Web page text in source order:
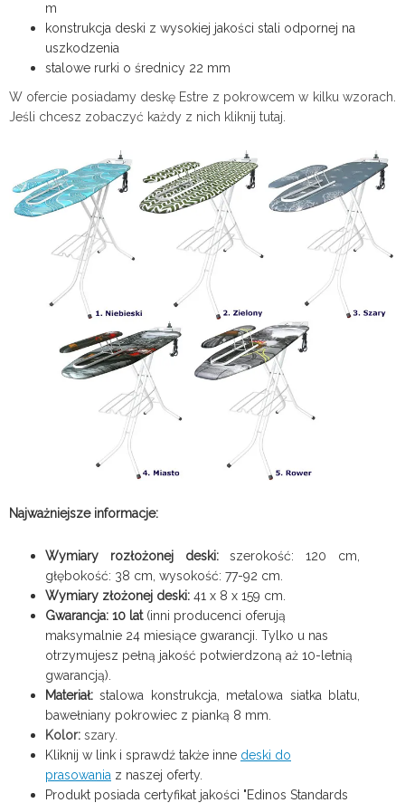
m
konstrukcja deski z wysokiej jakości stali odpornej na
uszkodzenia
stalowe rurki o średnicy 22 mm
W ofercie posiadamy deskę Estre z pokrowcem w kilku wzorach.
Jeśli chcesz zobaczyć każdy z nich kliknij tutaj.
Najważniejsze informacje:
Wymiary rozłożonej deski:szerokość: 120 cm,
głębokość: 38 cm, wysokość: 77-92 cm.
Wymiary złożonej deski: 41 x 8 x 159 cm.
Gwarancja: 10 lat (inni producenci oferują
maksymalnie 24 miesiące gwarancji. Tylko u nas
otrzymujesz pełną jakość potwierdzoną aż 10-letnią
gwarancją).
Materiał:stalowa konstrukcja, metalowa siatka blatu,
bawełniany pokrowiec z pianką 8 mm.
Kolor: szary.
Kliknij w link i sprawdź także inne deski do
prasowania z naszej oferty.
Produkt posiada certyfikat jakości "Edinos Standards